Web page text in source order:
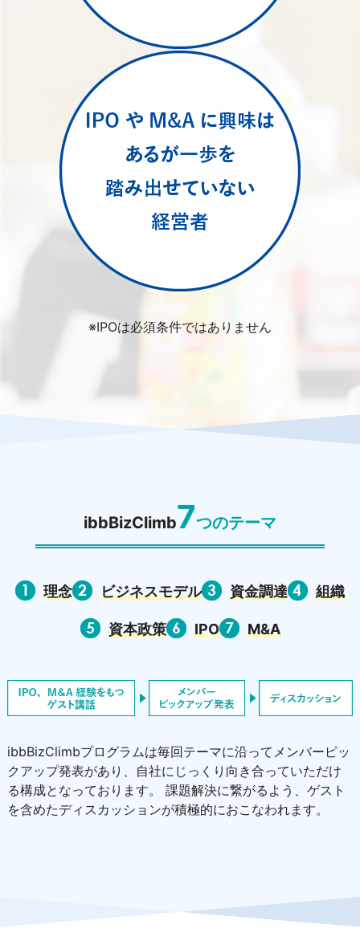
※IPOは必須条件ではありません
ibbBizClimb7つのテーマ
理念 ビジネスモデル 資金調達 組織
資本政策 IPO M&A
ibbBizClimbプログラムは毎回テーマに沿ってメンバーピッ
クアップ発表があり、自社にじっくり向き合っていただけ
る構成となっております。 課題解決に繋がるよう、ゲスト
を含めたディスカッションが積極的におこなわれます。